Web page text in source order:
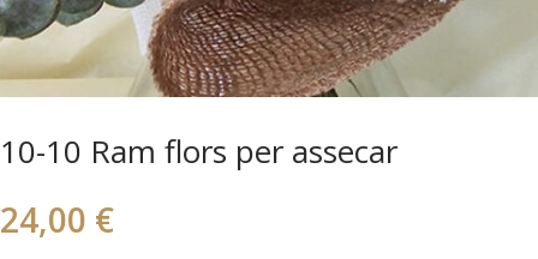
10-10 Ram flors per assecar
24,00 €